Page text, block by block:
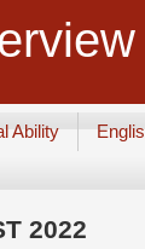
Ability
2022